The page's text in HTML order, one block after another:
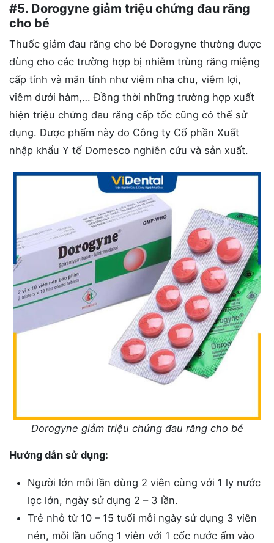
#5. Dorogyne giảm triệu chứng đau răng
cho bé
Thuốc giảm đau răng cho bé Dorogyne thường được
dùng cho các trường hợp bị nhiễm trùng răng miệng
cấp tính và mãn tính như viêm nha chu, viêm lợi,
viêm dưới hàm,… Đồng thời những trường hợp xuất
hiện triệu chứng đau răng cấp tốc cũng có thể sử
dụng. Dược phẩm này do Công ty Cổ phần Xuất
nhập khẩu Y tế Domesco nghiên cứu và sản xuất.
Dorogyne giảm triệu chứng đau răng cho bé
Hướng dẫn sử dụng:
Người lớn mỗi lần dùng 2 viên cùng với 1 ly nước
lọc lớn, ngày sử dụng 2 – 3 lần.
Trẻ nhỏ từ 10 – 15 tuổi mỗi ngày sử dụng 3 viên
nén, mỗi lần uống 1 viên với 1 cốc nước ấm vào